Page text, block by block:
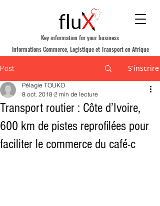
Informations Commerce, Logistique et Transport en Afrique
Key information for your business
Post S'inscrire
Transport routier : Côte d’Ivoire,
600 km de pistes reprofilées pour
faciliter le commerce du café-c
Pélagie TOUKO
8 oct. 2018 2 min de lecture